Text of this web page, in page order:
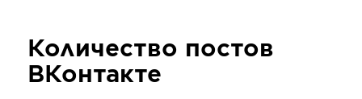
Количество постов
ВКонтакте